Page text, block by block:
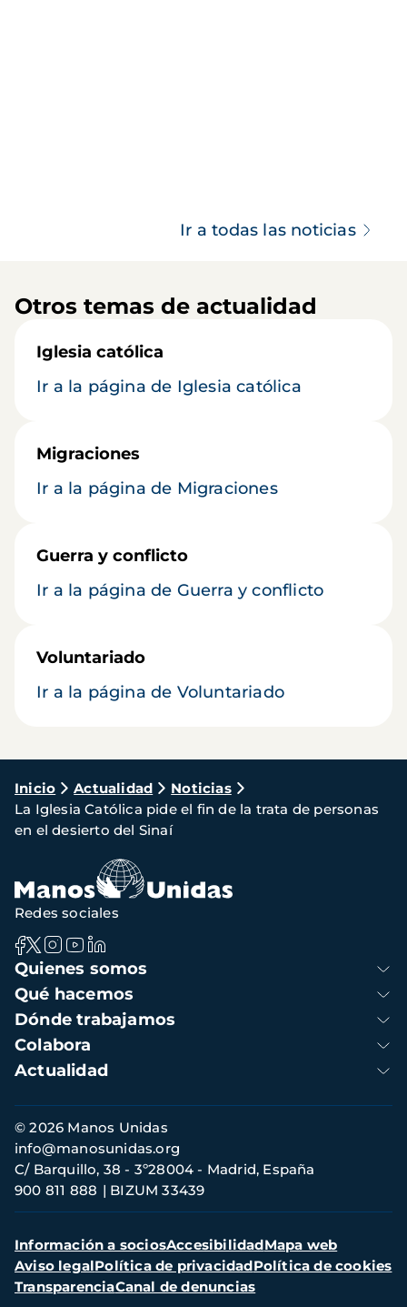
Ir a todas las noticias
Otros temas de actualidad
Iglesia católica
Ir a la página de Iglesia católica
Migraciones
Ir a la página de Migraciones
Guerra y conflicto
Ir a la página de Guerra y conflicto
Voluntariado
Ir a la página de Voluntariado
Ruta
de
navegación
Inicio Actualidad
Noticias
La Iglesia Católica pide el fin de la trata de personas
en el desierto del Sinaí
Navegación
principal
Quienes somos
Qué hacemos
Dónde trabajamos
Colabora
Actualidad
Redes sociales
Información
de
contacto
© 2026 Manos Unidas
C/ Barquillo, 38 - 3º28004 - Madrid, España
900 811 888
BIZUM 33439
info@manosunidas.org
Menú
secundario
Información a sociosAccesibilidadMapa web
Aviso legalPolítica de privacidadPolítica de cookies
TransparenciaCanal de denuncias